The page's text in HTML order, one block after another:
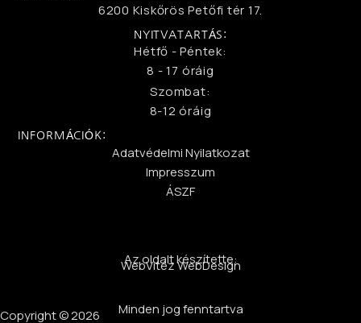
6200 Kiskőrös Petőfi tér 17.
NYITVATARTÁS:
Hétfő - Péntek:
8 - 17 óráig
Szombat:
8-12 óráig
INFORMÁCIÓK:
Adatvédelmi Nyilatkozat
Impresszum
ÁSZF
Az oldalt készítette:
WebVitéz WebDesign
Minden jog fenntartva
Copyright © 2026